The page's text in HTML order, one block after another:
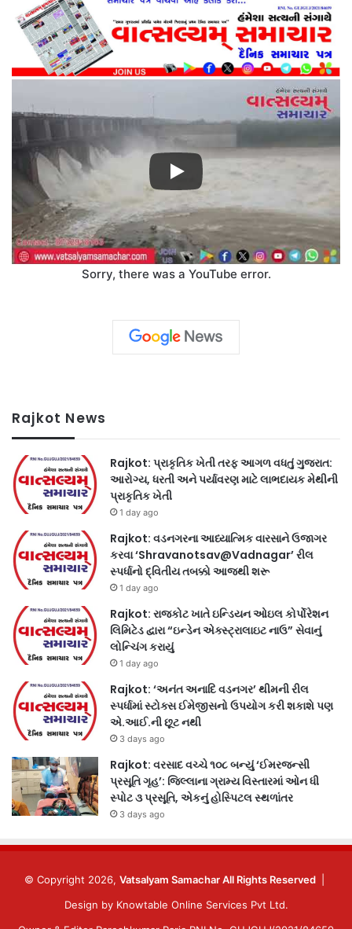
Sorry, there was a YouTube error.
Rajkot News
Rajkot: પ્રાકૃતિક ખેતી તરફ આગળ વધતું ગુજરાત:
આરોગ્ય, ધરતી અને પર્યાવરણ માટે લાભદાયક મેથીની
પ્રાકૃતિક ખેતી
1 day ago
Rajkot: વડનગરના આધ્યાત્મિક વારસાને ઉજાગર
કરવા ‘Shravanotsav@Vadnagar’ રીલ
સ્પર્ધાનો દ્વિતીય તબક્કો આજથી શરૂ
1 day ago
Rajkot: રાજકોટ ખાતે ઇન્ડિયન ઓઇલ કોર્પોરેશન
લિમિટેડ દ્વારા “ઇન્ડેન એક્સ્ટ્રાલાઇટ નાઉ” સેવાનું
લોન્ચિંગ કરાયું
1 day ago
Rajkot: ‘અનંત અનાદિ વડનગર’ થીમની રીલ
સ્પર્ધામાં સ્ટોક્સ ઈમેજીસનો ઉપયોગ કરી શકાશે પણ
એ.આઈ.ની છૂટ નથી
3 days ago
Rajkot: વરસાદ વચ્ચે ૧૦૮ બન્યું ‘ઈમરજન્સી
પ્રસૂતિ ગૃહ’: જિલ્લાના ગ્રામ્ય વિસ્તારમાં ઓન ધી
સ્પોટ ૩ પ્રસૂતિ, એકનું હોસ્પિટલ સ્થળાંતર
3 days ago
© Copyright 2026, Vatsalyam Samachar All Rights Reserved
Design by Knowtable Online Services Pvt Ltd.